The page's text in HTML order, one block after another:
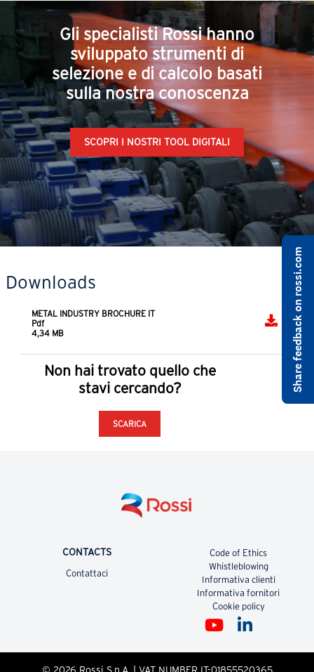
Gli specialisti Rossi hanno
sviluppato strumenti di
selezione e di calcolo basati
sulla nostra conoscenza
SCOPRI I NOSTRI TOOL DIGITALI
Downloads
METAL INDUSTRY BROCHURE IT
Pdf
4,34 MB
Non hai trovato quello che
stavi cercando?
SCARICA
CONTACTS
Contattaci
Code of Ethics
Whistleblowing
Informativa clienti
Informativa fornitori
Cookie policy
Share feedback on rossi.com